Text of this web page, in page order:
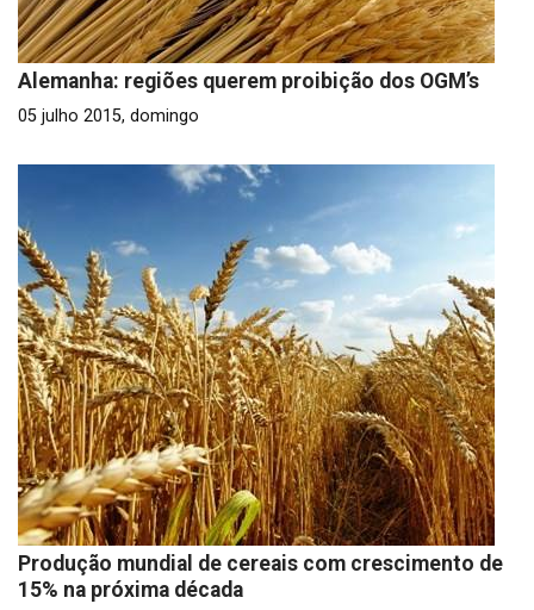
Alemanha: regiões querem proibição dos OGM’s
05 julho 2015, domingo
Produção mundial de cereais com crescimento de
15% na próxima década